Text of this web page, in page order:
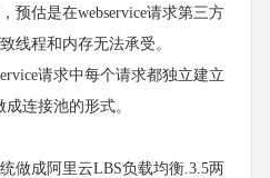
预估是在webservice请求第三方
线程和内存无法承受。
请求中每个请求都独立建立
连接池的形式。
成阿里云LBS负载均衡.3.5两